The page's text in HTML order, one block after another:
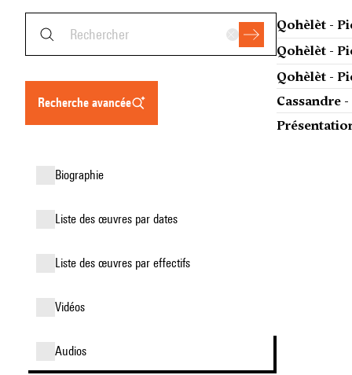
recherche avancée
biographie
liste des œuvres par dates
liste des œuvres par effectifs
vidéos
audios
Qohèlèt -
Qohèlèt -
Qohèlèt -
Cassandre